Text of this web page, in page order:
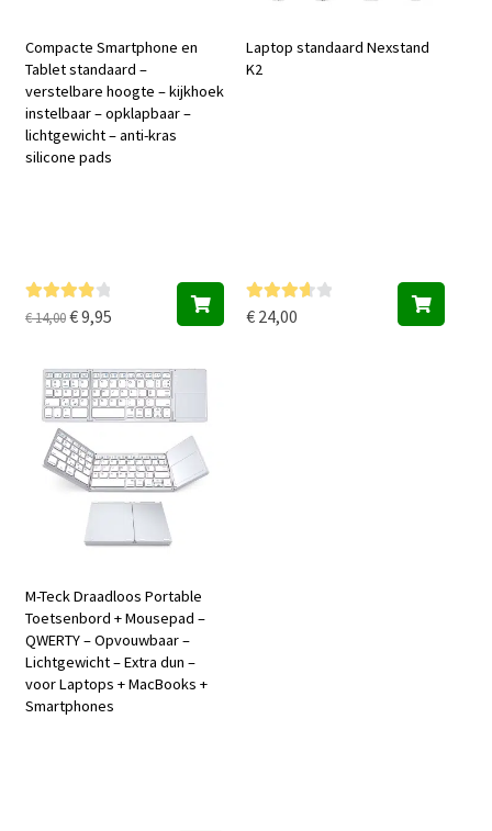
Compacte Smartphone en
Tablet standaard –
verstelbare hoogte – kijkhoek
instelbaar – opklapbaar –
lichtgewicht – anti-kras
silicone pads
Gewaarde
€14,00Oorspronkelijke
was:
€ 14,00.
€9,95Huidige
is:
€ 9,95.
variaties.
Deze
kan
gekozen
worden
op
productpagina
Laptop standaard Nexstand
K2
Gewaard
€ 24,00
M-Teck Draadloos Portable
Toetsenbord + Mousepad –
QWERTY – Opvouwbaar –
Lichtgewicht – Extra dun –
voor Laptops + MacBooks +
Smartphones